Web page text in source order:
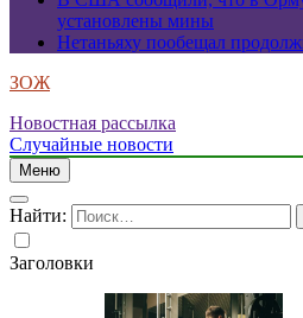
установлены мины
Нетаньяху пообещал
ЗОЖ
Новостная рассылка
Случайные новости
Меню
Найти:
Заголовки